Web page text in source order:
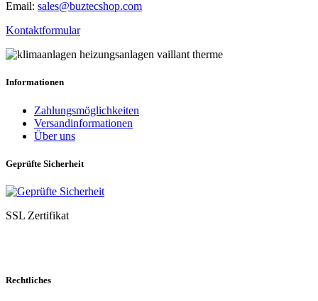
Email: sales@buztecshop.com
Kontaktformular
Informationen
Zahlungsmöglichkeiten
Versandinformationen
Über uns
Geprüfte Sicherheit
SSL Zertifikat
Rechtliches